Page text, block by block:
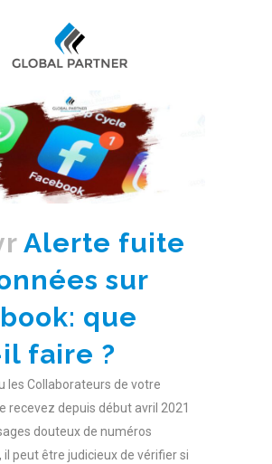
Alerte fuite
sur
que
faire ?
les Collaborateurs de votre
recevez depuis début avril 2021
douteux de numéros
il peut être judicieux de vérifier si